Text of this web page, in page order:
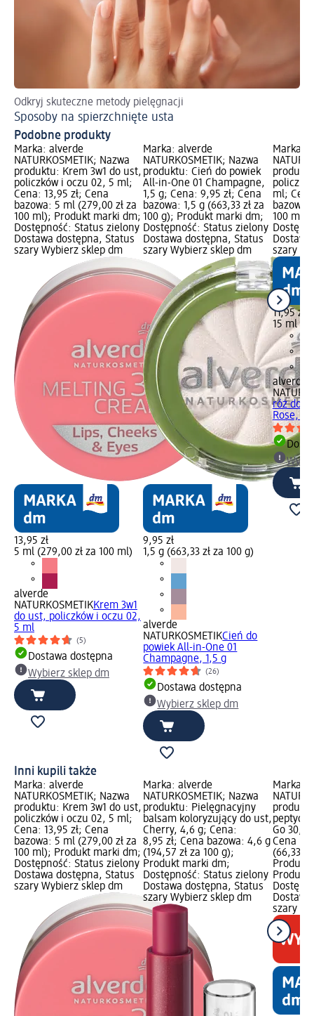
Odkryj skuteczne metody pielęgnacji
Sposoby na spierzchnięte usta
Podobne produkty
Marka: alverde
NATURKOSMETIK; Nazwa
produktu: Krem 3w1 do ust,
policzków i oczu 02, 5 ml;
Cena: 13,95 zł; Cena
bazowa: 5 ml (279,00 zł za
100 ml); Produkt marki dm;
Dostępność: Status zielony
Dostawa dostępna, Status
szary Wybierz sklep dm
13,95 zł
5 ml (279,00 zł za 100 ml)
alverde
NATURKOSMETIKKrem 3w1
do ust, policzków i oczu 02,
5 ml
(5)
Dostawa dostępna
Wybierz sklep dm
Marka: alverde
NATURKOSMETIK; Nazwa
produktu: Cień do powiek
All-in-One 01 Champagne,
1,5 g; Cena: 9,95 zł; Cena
bazowa: 1,5 g (663,33 zł za
100 g); Produkt marki dm;
Dostępność: Status zielony
Dostawa dostępna, Status
szary Wybierz sklep dm
9,95 zł
1,5 g (663,33 zł za 100 g)
alverde
NATURKOSMETIKCień do
powiek All-in-One 01
Champagne, 1,5 g
(26)
Dostawa dostępna
Wybierz sklep dm
Marka:
ml;
bazowa:
100 ml);
szary
11,95 zł
15 ml
alverde
róż do
Rose,
Inni kupili także
Marka: alverde
NATURKOSMETIK; Nazwa
produktu: Krem 3w1 do ust,
policzków i oczu 02, 5 ml;
Cena: 13,95 zł; Cena
bazowa: 5 ml (279,00 zł za
100 ml); Produkt marki dm;
Dostępność: Status zielony
Dostawa dostępna, Status
szary Wybierz sklep dm
Marka: alverde
NATURKOSMETIK; Nazwa
produktu: Pielęgnacyjny
balsam koloryzujący do ust,
Cherry, 4,6 g; Cena:
8,95 zł; Cena bazowa: 4,6 g
(194,57 zł za 100 g);
Produkt marki dm;
Dostępność: Status zielony
Dostawa dostępna, Status
szary Wybierz sklep dm
Marka:
Go 30,
Cena
(66,33
Produkt
szary